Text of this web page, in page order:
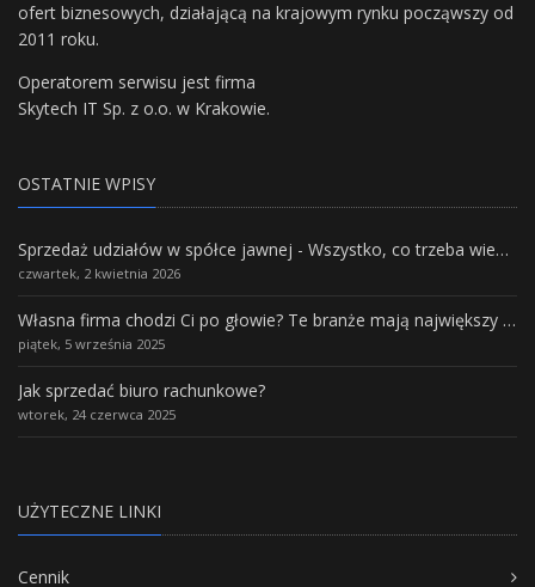
ofert biznesowych, działającą na krajowym rynku począwszy od
2011 roku.
Operatorem serwisu jest firma
Skytech IT Sp. z o.o. w Krakowie.
OSTATNIE WPISY
Sprzedaż udziałów w spółce jawnej - Wszystko, co trzeba wiedzieć.
czwartek, 2 kwietnia 2026
Własna firma chodzi Ci po głowie? Te branże mają największy potencjał rozwoju
piątek, 5 września 2025
Jak sprzedać biuro rachunkowe?
wtorek, 24 czerwca 2025
UŻYTECZNE LINKI
Cennik